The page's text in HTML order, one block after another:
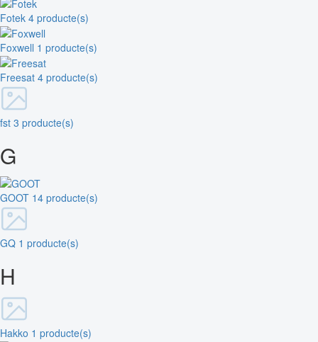
Fotek 4 producte(s)
Foxwell 1 producte(s)
Freesat 4 producte(s)
fst 3 producte(s)
G
GOOT 14 producte(s)
GQ 1 producte(s)
H
Hakko 1 producte(s)